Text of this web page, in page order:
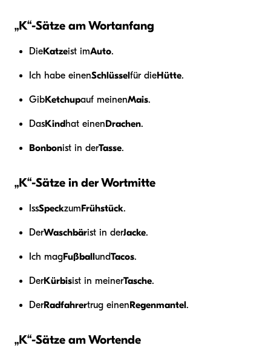
„K“-Sätze am Wortanfang
DieKatzeist imAuto.
Ich habe einenSchlüsselfür dieHütte.
GibKetchupauf meinenMais.
DasKindhat einenDrachen.
Bonbonist in derTasse.
„K“-Sätze in der Wortmitte
IssSpeckzumFrühstück.
DerWaschbärist in derJacke.
Ich magFußballundTacos.
DerKürbisist in meinerTasche.
DerRadfahrertrug einenRegenmantel.
„K“-Sätze am Wortende